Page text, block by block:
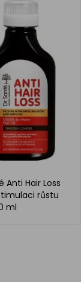
Anti Hair Loss
růstu
ml